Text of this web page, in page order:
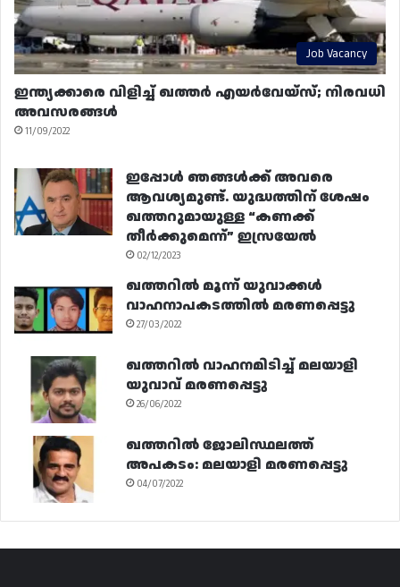
Job Vacancy
ഇന്ത്യക്കാരെ വിളിച്ച് ഖത്തർ എയർവേയ്‌സ്; നിരവധി
അവസരങ്ങൾ
11/09/2022
ഇപ്പോൾ ഞങ്ങൾക്ക് അവരെ
ആവശ്യമുണ്ട്. യുദ്ധത്തിന് ശേഷം
ഖത്തറുമായുള്ള “കണക്ക്
തീർക്കുമെന്ന്” ഇസ്രയേൽ
02/12/2023
ഖത്തറിൽ മൂന്ന് യുവാക്കൾ
വാഹനാപകടത്തിൽ മരണപ്പെട്ടു
27/03/2022
ഖത്തറിൽ വാഹനമിടിച്ച് മലയാളി
യുവാവ് മരണപ്പെട്ടു
26/06/2022
ഖത്തറിൽ ജോലിസ്ഥലത്ത്
അപകടം: മലയാളി മരണപ്പെട്ടു
04/07/2022